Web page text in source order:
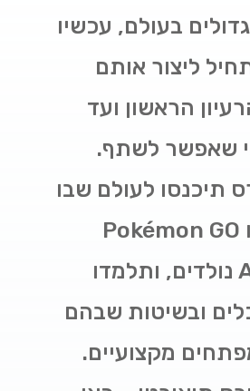
בעולם, עכשיו
ליצור אותם
הראשון ועד
שאפשר לשתף.
תיכנסו לעולם שבו
Pokémon GO
נולדים, ותלמדו
ובשיטות שבהם
מקצועיים.